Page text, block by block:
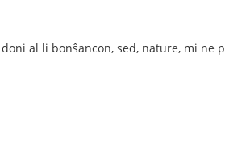
al li bonŝancon, sed, nature, mi ne